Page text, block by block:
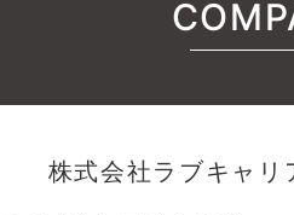
株式会社ラブキャ